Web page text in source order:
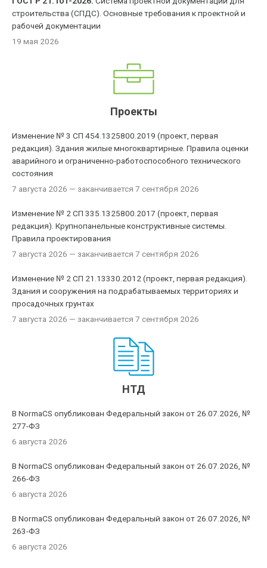
строительства (СПДС). Основные требования к проектной и
рабочей документации
19 мая 2026
Проекты
Изменение № 3 СП 454.1325800.2019 (проект, первая
редакция). Здания жилые многоквартирные. Правила оценки
аварийного и ограниченно-работоспособного технического
состояния
7 августа 2026 — заканчивается 7 сентября 2026
Изменение № 2 СП 335.1325800.2017 (проект, первая
редакция). Крупнопанельные конструктивные системы.
Правила проектирования
7 августа 2026 — заканчивается 7 сентября 2026
Изменение № 2 СП 21.13330.2012 (проект, первая редакция).
Здания и сооружения на подрабатываемых территориях и
просадочных грунтах
7 августа 2026 — заканчивается 7 сентября 2026
НТД
В NormaCS опубликован Федеральный закон от 26.07.2026, №
277-ФЗ
6 августа 2026
В NormaCS опубликован Федеральный закон от 26.07.2026, №
266-ФЗ
6 августа 2026
В NormaCS опубликован Федеральный закон от 26.07.2026, №
263-ФЗ
6 августа 2026